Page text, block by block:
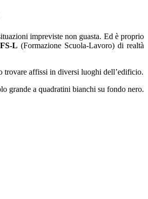
impreviste non guasta. Ed è proprio
L (Formazione Scuola-Lavoro) di realtà
trovare affissi in diversi luoghi dell’edificio.
grande a quadratini bianchi su fondo nero.